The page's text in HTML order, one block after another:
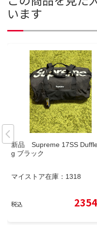
います
新品 Supreme 17SS
g ブラック
マイストア在庫： 1318
税込